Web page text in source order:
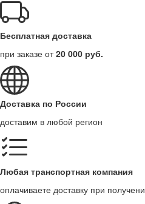
Бесплатная доставка
при заказе от20 000 руб.
Доставка по России
доставим в любой регион
Любая транспортная компания
оплачиваете доставку при